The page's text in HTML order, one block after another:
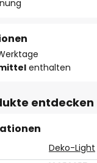
enthalten
entdecken
Deko-Light